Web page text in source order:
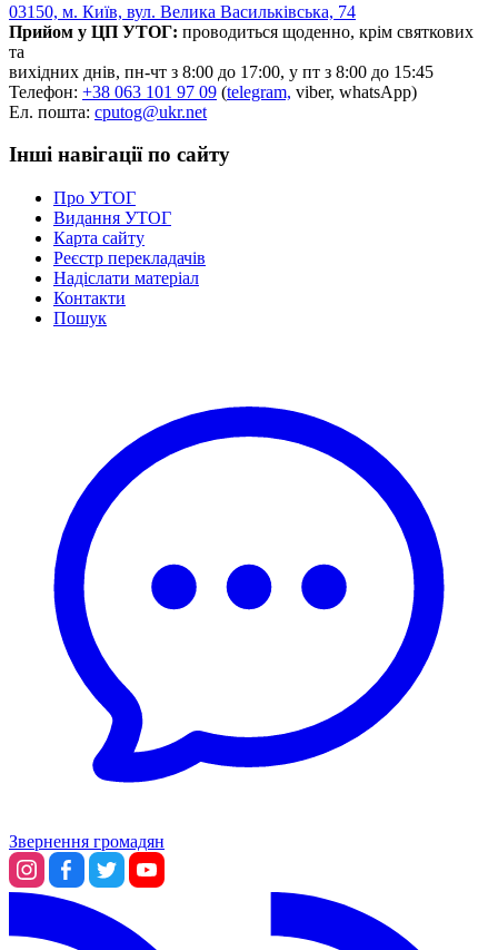
03150, м. Київ, вул. Велика Васильківська, 74
Прийом у ЦП УТОГ: проводиться щоденно, крім святкових
та
вихідних днів, пн-чт з 8:00 до 17:00, у пт з 8:00 до 15:45
Телефон: +38 063 101 97 09 (telegram, viber, whatsApp)
Ел. пошта: cputog@ukr.net
Інші навігації по сайту
Про УТОГ
Видання УТОГ
Карта сайту
Реєстр перекладачів
Надіслати матеріал
Контакти
Пошук
Звернення громадян